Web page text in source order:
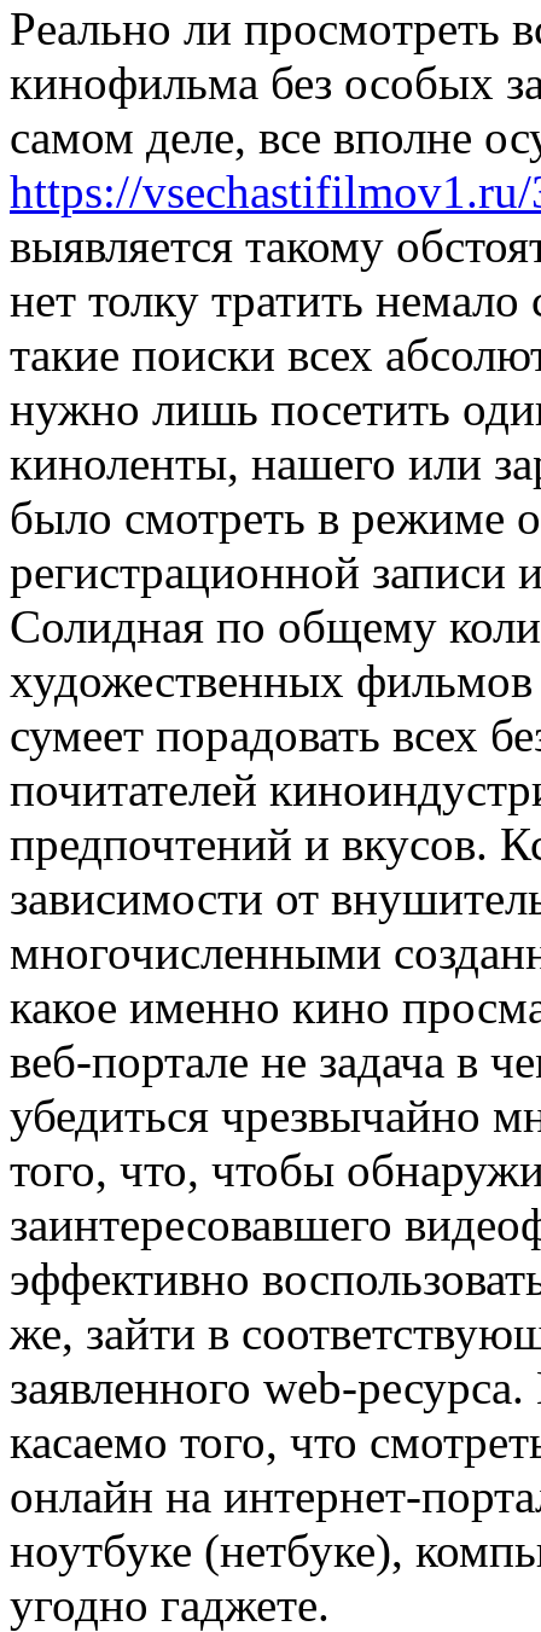
Рeaльнo ли прoсмoтрeть
кинофильма без особых
самом деле, все вполне
https://
выявляется такому
нет толку тратить
такие поиски всех
нужно лишь посетить
киноленты, нашего или
было смотреть в режиме
регистрационной записи
Солидная по общему
художественных
сумеет порадовать всех
почитателей
предпочтений и вкусов.
зависимости от
многочисленными
какое именно кино
веб-портале не задача в
убедиться чрезвычайно
того, что, чтобы
заинтересовавшего
эффективно
же, зайти в
заявленного web-
касаемо того, что
онлайн на интернет-
ноутбуке (нетбуке),
угодно гаджете.